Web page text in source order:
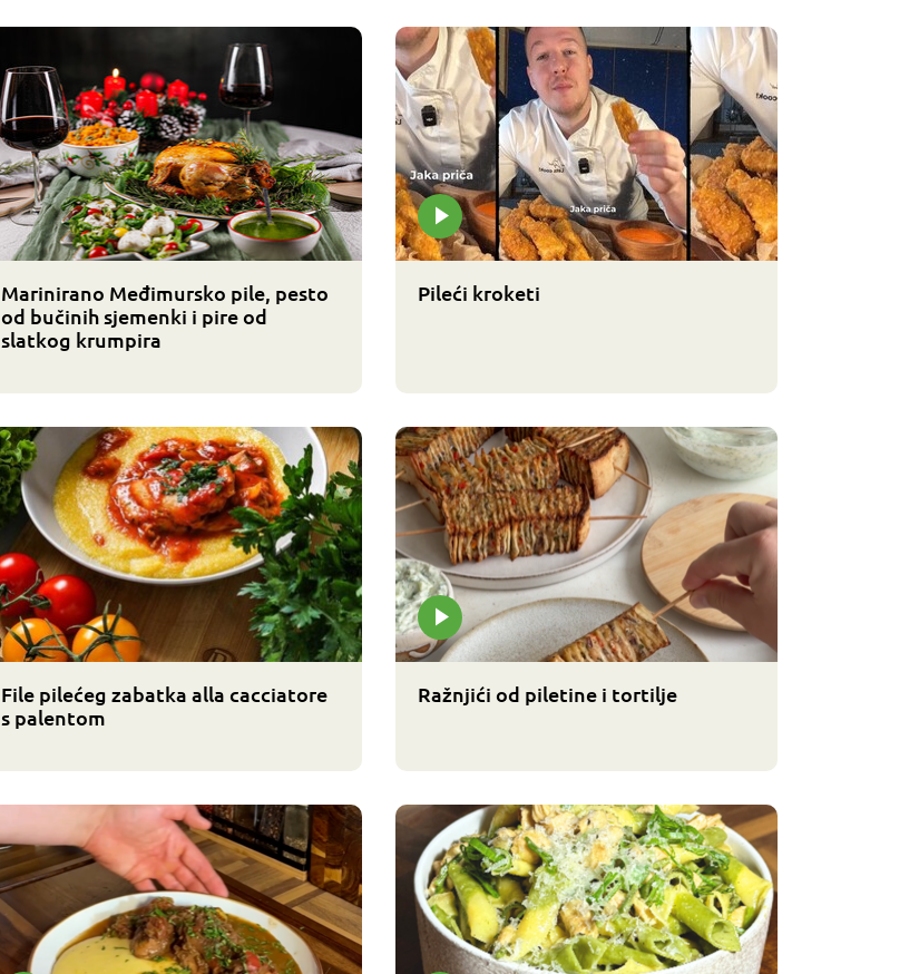
Marinirano Međimursko pile, pesto
od bučinih sjemenki i pire od
slatkog krumpira
Pileći kroketi
File pilećeg zabatka alla cacciatore
s palentom
Ražnjići od piletine i tortilje